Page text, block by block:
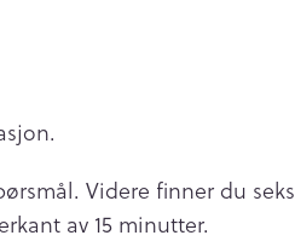
Videre finner du seks
av 15 minutter.